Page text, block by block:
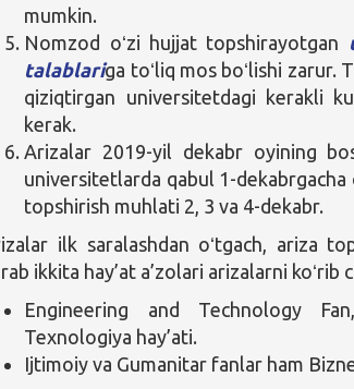
mumkin.
Nomzod oʻzi hujjat topshirayotgan
talablariga toʻliq mos boʻlishi zarur.
qiziqtirgan universitetdagi kerakli
kerak.
Arizalar 2019-yil dekabr oyining
universitetlarda qabul 1-dekabrgacha
topshirish muhlati 2, 3 va 4-dekabr.
ilk saralashdan oʻtgach, ariza
ikkita hay’at a’zolari arizalarni koʻrib
Engineering and Technology
Texnologiya hay’ati.
Ijtimoiy va Gumanitar fanlar ham